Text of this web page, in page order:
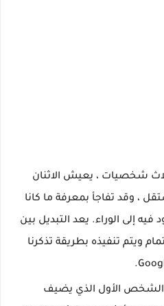
شخصيات ، يعيش الاثنان
، وقد تفاجأ بمعرفة ما كانا
إلى الوراء. يعد التبديل بين
ويتم تنفيذه بطريقة تذكرنا
الشخص الأول الذي يضيف